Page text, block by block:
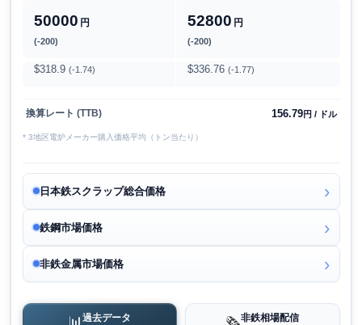
50000 円
(-200)
52800 円
(-200)
$318.9 (-1.74) $336.76 (-1.77)
換算レート (TTB) 156.79円 / ドル
* 3地区電炉メーカー購入価格平均（トン当たり）
日本鉄スクラップ総合価格
鉄鋼市場価格
非鉄金属市場価格
過去データ 非鉄相場配信